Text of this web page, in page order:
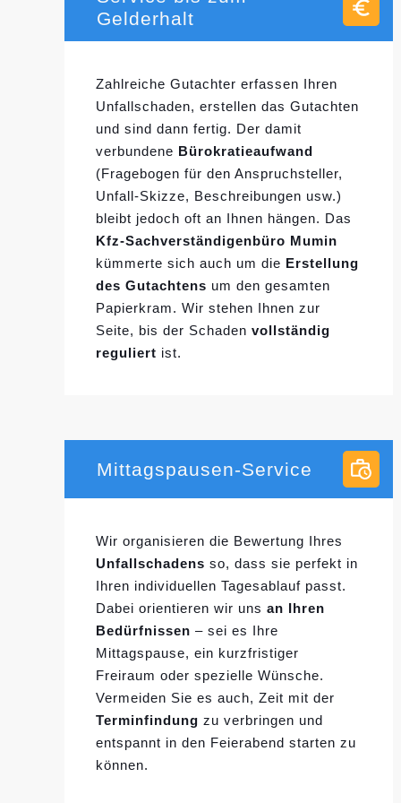
Gelderhalt
Zahlreiche Gutachter erfassen Ihren
Unfallschaden, erstellen das Gutachten
und sind dann fertig. Der damit
verbundene Bürokratieaufwand
(Fragebogen für den Anspruchsteller,
Unfall-Skizze, Beschreibungen usw.)
bleibt jedoch oft an Ihnen hängen. Das
Kfz-Sachverständigenbüro Mumin
kümmerte sich auch um die Erstellung
des Gutachtens um den gesamten
Papierkram. Wir stehen Ihnen zur
Seite, bis der Schaden vollständig
reguliert ist.
Mittagspausen-Service
Wir organisieren die Bewertung Ihres
Unfallschadens so, dass sie perfekt in
Ihren individuellen Tagesablauf passt.
Dabei orientieren wir uns an Ihren
Bedürfnissen – sei es Ihre
Mittagspause, ein kurzfristiger
Freiraum oder spezielle Wünsche.
Vermeiden Sie es auch, Zeit mit der
Terminfindung zu verbringen und
entspannt in den Feierabend starten zu
können.